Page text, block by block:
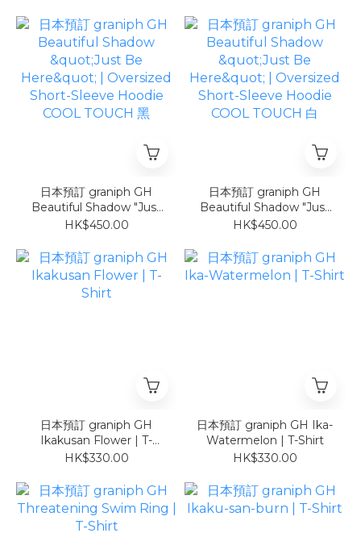
日本預訂 graniph GH
Beautiful Shadow "Just
Be Here" | Oversized
COOL TOUCH 黑
HK$450.00
日本預訂 graniph GH
Beautiful Shadow "Just
Be Here" | Oversized
COOL TOUCH 白
HK$450.00
日本預訂 graniph GH
Ikakusan Flower | T-
Shirt
HK$330.00
日本預訂 graniph GH Ika-
Watermelon | T-Shirt
HK$330.00